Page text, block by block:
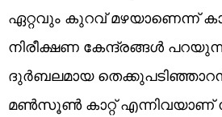
ഏറ്റവും കുറവ് മഴയാണെന്ന്
നിരീക്ഷണ കേന്ദ്രങ്ങള്‍
ദുര്‍ബലമായ
മണ്‍സൂണ്‍ കാറ്റ് എന്നിവയാണ്